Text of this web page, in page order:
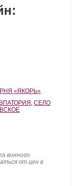
«ЯКОРЬ»
,СЕЛО
винного
от цен в